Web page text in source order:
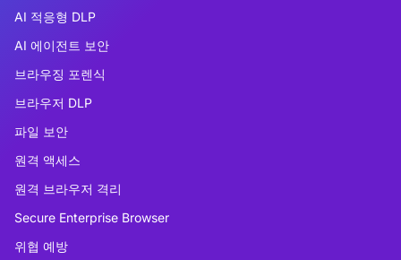
AI 적응형 DLP
AI 에이전트 보안
브라우징 포렌식
브라우저 DLP
파일 보안
원격 액세스
원격 브라우저 격리
Secure Enterprise Browser
위협 예방